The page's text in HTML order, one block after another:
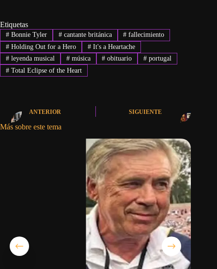
Etiquetas
#Bonnie Tyler #cantante británica # fallecimiento
#Holding Out for a Hero #It's a Heartache
#leyenda musical #música # obituario # portugal
#Total Eclipse of the Heart
ANTERIOR SIGUIENTE
Más sobre este tema